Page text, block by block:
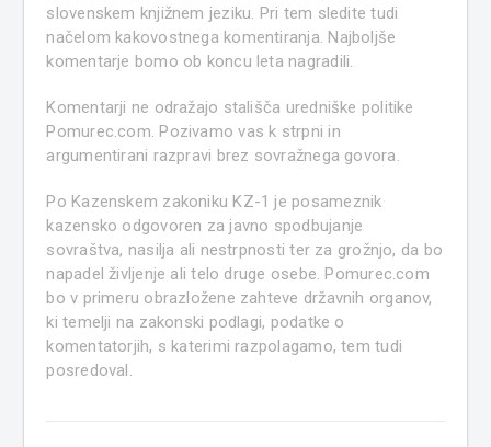
slovenskem knjižnem jeziku. Pri tem sledite tudi
načelom kakovostnega komentiranja. Najboljše
komentarje bomo ob koncu leta nagradili.
Komentarji ne odražajo stališča uredniške politike
Pomurec.com. Pozivamo vas k strpni in
argumentirani razpravi brez sovražnega govora.
Po Kazenskem zakoniku KZ-1 je posameznik
kazensko odgovoren za javno spodbujanje
sovraštva, nasilja ali nestrpnosti ter za grožnjo, da bo
napadel življenje ali telo druge osebe. Pomurec.com
bo v primeru obrazložene zahteve državnih organov,
ki temelji na zakonski podlagi, podatke o
komentatorjih, s katerimi razpolagamo, tem tudi
posredoval.